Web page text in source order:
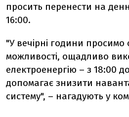
просить перенести на
16:00.
"У вечірні години просимо
можливості, ощадливо
електроенергію – з 18:00
допомагає знизити
систему", – нагадують у